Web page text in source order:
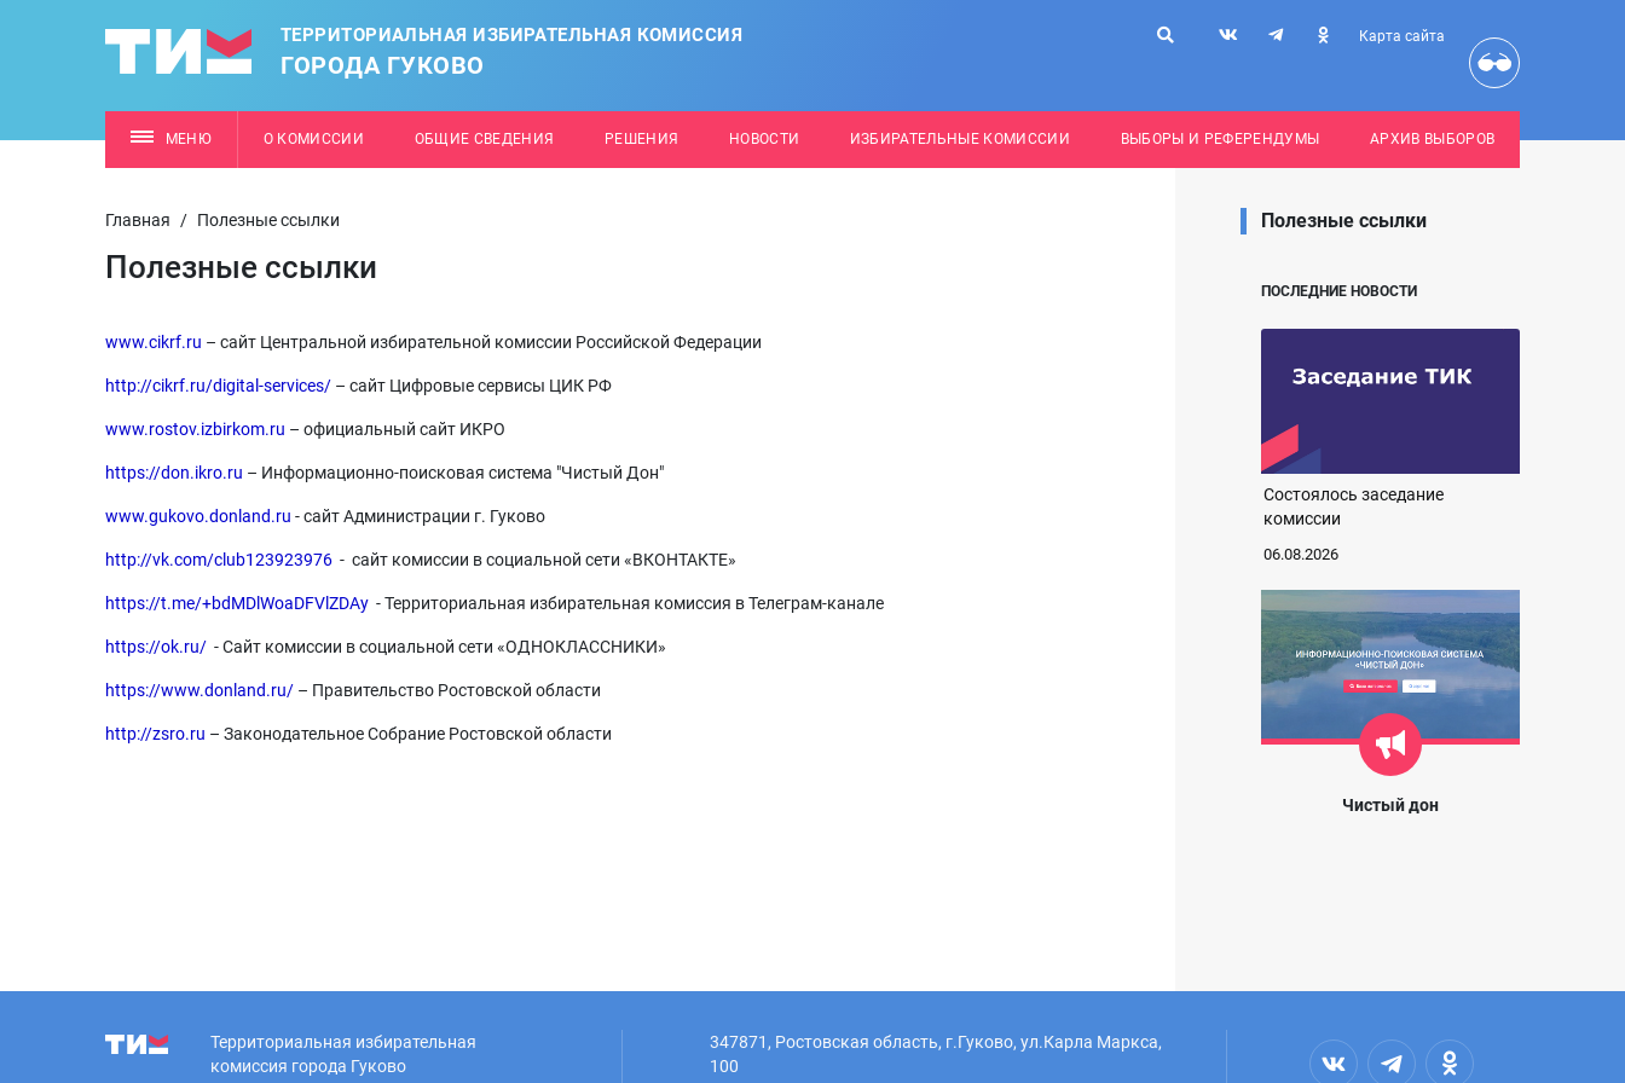
ТЕРРИТОРИАЛЬНАЯ ИЗБИРАТЕЛЬНАЯ КОМИССИЯ
ГОРОДА ГУКОВО
Карта сайта
МЕНЮ О КОМИССИИ ОБЩИЕ СВЕДЕНИЯ РЕШЕНИЯ НОВОСТИ ИЗБИРАТЕЛЬНЫЕ КОМИССИИ ВЫБОРЫ И РЕФЕРЕНДУМЫ АРХИВ ВЫБОРОВ
Главная / Полезные ссылки
Полезные ссылки
www.cikrf.ru – сайт Центральной избирательной комиссии Российской Федерации
http://cikrf.ru/digital-services/ – сайт Цифровые сервисы ЦИК РФ
www.rostov.izbirkom.ru – официальный сайт ИКРО
https://don.ikro.ru – Информационно-поисковая система "Чистый Дон"
www.gukovo.donland.ru - сайт Администрации г. Гуково
http://vk.com/club123923976 - сайт комиссии в социальной сети «ВКОНТАКТЕ»
https://t.me/+bdMDlWoaDFVlZDAy - Территориальная избирательная комиссия в Телеграм-канале
https://ok.ru/ - Сайт комиссии в социальной сети «ОДНОКЛАССНИКИ»
https://www.donland.ru/ – Правительство Ростовской области
http://zsro.ru – Законодательное Собрание Ростовской области
Полезные ссылки
ПОСЛЕДНИЕ НОВОСТИ
Состоялось заседание
комиссии
06.08.2026
Чистый дон
Территориальная избирательная
комиссия города Гуково
347871, Ростовская область, г.Гуково, ул.Карла Маркса,
100